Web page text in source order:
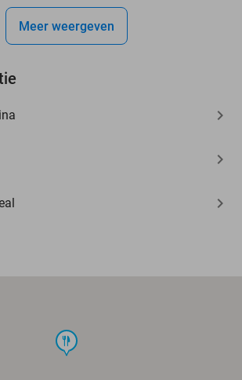
Meer weergeven
food